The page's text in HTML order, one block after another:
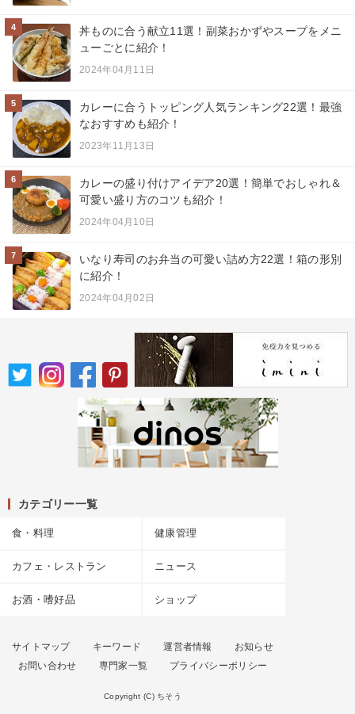
4
丼ものに合う献立11選！副菜おかずやスープをメニ
ューごとに紹介！
2024年04月11日
5
カレーに合うトッピング人気ランキング22選！最強
なおすすめも紹介！
2023年11月13日
6
カレーの盛り付けアイデア20選！簡単でおしゃれ＆
可愛い盛り方のコツも紹介！
2024年04月10日
7
いなり寿司のお弁当の可愛い詰め方22選！箱の形別
に紹介！
2024年04月02日
カテゴリー一覧
食・料理 健康管理
カフェ・レストラン ニュース
お酒・嗜好品 ショップ
サイトマップ キーワード 運営者情報
お知らせ
お問い合わせ
専門家一覧 プライバシーポリシー
Copyright (C) ちそう